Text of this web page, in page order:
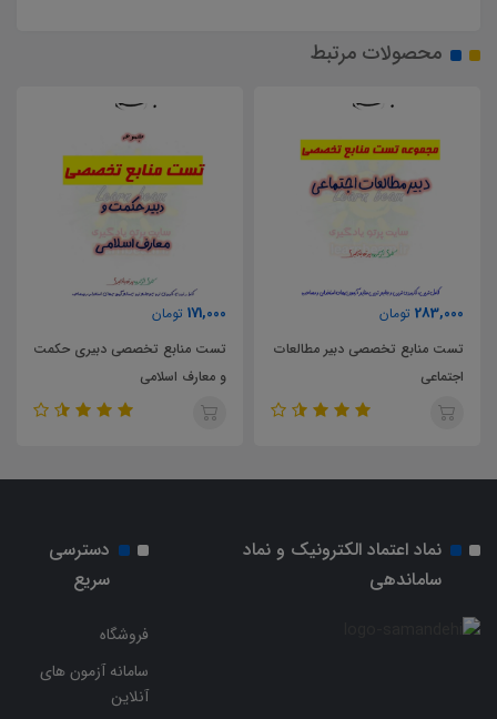
محصولات مرتبط
283,000 تومان
تست منابع تخصصی دبیر مطالعات
اجتماعی
171,000 تومان
تست منابع تخصصی دبیری حکمت
و معارف اسلامی
نماد اعتماد الکترونیک و نماد
ساماندهی
دسترسی
سریع
فروشگاه
سامانه آزمون های
آنلاین